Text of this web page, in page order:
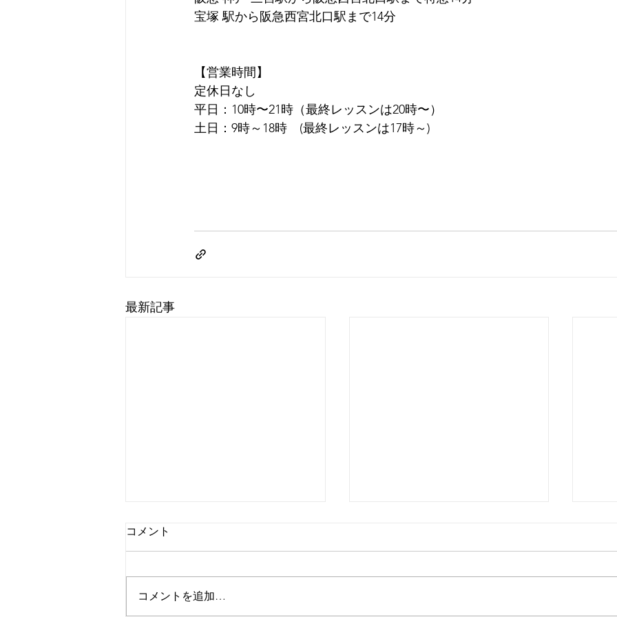
宝塚 駅から阪急西宮北口駅まで14分
【営業時間】
定休日なし
平日：10時〜21時（最終レッスンは20時〜）
土日：9時～18時　(最終レッスンは17時～)
最新記事
外腿の張り感
コメント
コメントを追加…